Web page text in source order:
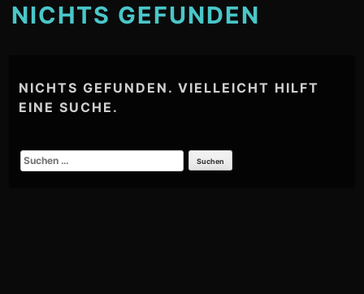
NICHTS GEFUNDEN
NICHTS GEFUNDEN. VIELLEICHT HILFT
EINE SUCHE.
SUCHEN
NACH: